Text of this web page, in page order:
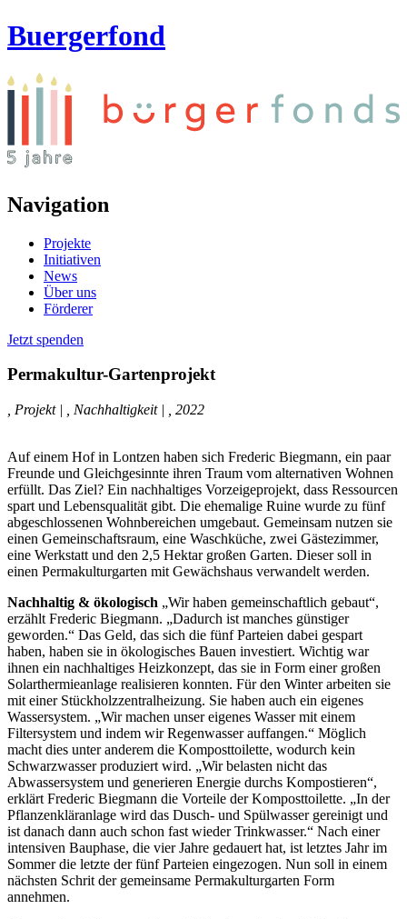
Buergerfond
Navigation
Projekte
Initiativen
News
Über uns
Förderer
Jetzt spenden
Permakultur-Gartenprojekt
Projekt | Nachhaltigkeit | 2022
Auf einem Hof in Lontzen haben sich Frederic Biegmann, ein paar
Freunde und Gleichgesinnte ihren Traum vom alternativen Wohnen
erfüllt. Das Ziel? Ein nachhaltiges Vorzeigeprojekt, dass Ressourcen
spart und Lebensqualität gibt. Die ehemalige Ruine wurde zu fünf
abgeschlossenen Wohnbereichen umgebaut. Gemeinsam nutzen sie
einen Gemeinschaftsraum, eine Waschküche, zwei Gästezimmer,
eine Werkstatt und den 2,5 Hektar großen Garten. Dieser soll in
einen Permakulturgarten mit Gewächshaus verwandelt werden.
Nachhaltig & ökologisch „Wir haben gemeinschaftlich gebaut“,
erzählt Frederic Biegmann. „Dadurch ist manches günstiger
geworden.“ Das Geld, das sich die fünf Parteien dabei gespart
haben, haben sie in ökologisches Bauen investiert. Wichtig war
ihnen ein nachhaltiges Heizkonzept, das sie in Form einer großen
Solarthermieanlage realisieren konnten. Für den Winter arbeiten sie
mit einer Stückholzzentralheizung. Sie haben auch ein eigenes
Wassersystem. „Wir machen unser eigenes Wasser mit einem
Filtersystem und indem wir Regenwasser auffangen.“ Möglich
macht dies unter anderem die Komposttoilette, wodurch kein
Schwarzwasser produziert wird. „Wir belasten nicht das
Abwassersystem und generieren Energie durchs Kompostieren“,
erklärt Frederic Biegmann die Vorteile der Komposttoilette. „In der
Pflanzenkläranlage wird das Dusch- und Spülwasser gereinigt und
ist danach dann auch schon fast wieder Trinkwasser.“ Nach einer
intensiven Bauphase, die vier Jahre gedauert hat, ist letztes Jahr im
Sommer die letzte der fünf Parteien eingezogen. Nun soll in einem
nächsten Schrit der gemeinsame Permakulturgarten Form
annehmen.